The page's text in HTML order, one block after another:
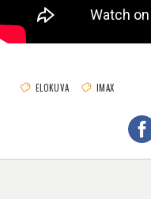
ELOKUVA IMAX